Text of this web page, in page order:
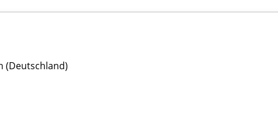
(Deutschland)